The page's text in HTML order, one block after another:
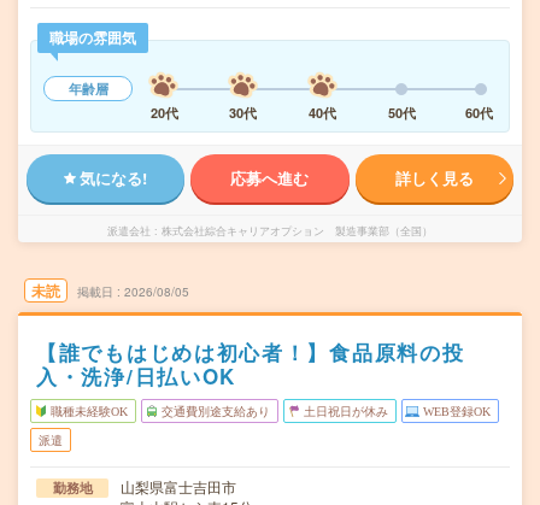
職場の雰囲気
年齢層
20代
30代 40代 50代 60代
気になる! 応募へ進む 詳しく見る
派遣会社 株式会社綜合キャリアオプション 製造事業部（全国）
未読 掲載日 2026/08/05
【誰でもはじめは初心者！】食品原料の投
入・洗浄/日払いOK
職種未経験OK 交通費別途支給あり 土日祝日が休み WEB登録OK
派遣
勤務地
山梨県富士吉田市